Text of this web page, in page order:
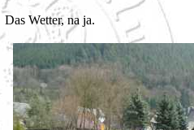
Das Wetter, na ja.